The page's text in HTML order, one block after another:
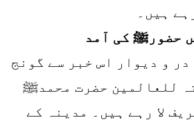
ہیں۔
حضورﷺ کی آمد
در و دیوار اس خبر سے گونج
للعالمین حضرت محمدﷺ
لا رہے ہیں۔ مدینہ کے